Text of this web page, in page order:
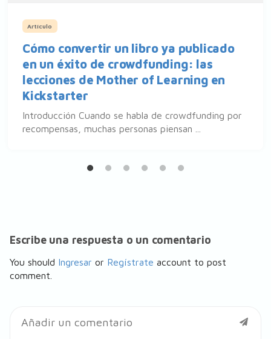
Artículo
Cómo convertir un libro ya publicado
en un éxito de crowdfunding: las
lecciones de Mother of Learning en
Kickstarter
Introducción Cuando se habla de crowdfunding por
recompensas, muchas personas piensan ...
Escribe una respuesta o un comentario
You should Ingresar or Regístrate account to post
comment.